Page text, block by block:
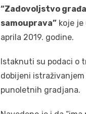
“Zadovoljstvo
samouprava” koje je
aprila 2019. godine.
Istaknuti su podaci o
dobijeni
punoletnih gradjana.